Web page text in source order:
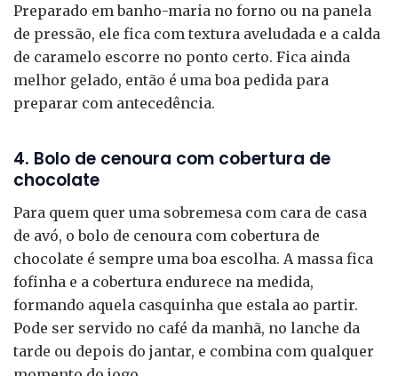
Preparado em banho-maria no forno ou na panela
de pressão, ele fica com textura aveludada e a calda
de caramelo escorre no ponto certo. Fica ainda
melhor gelado, então é uma boa pedida para
preparar com antecedência.
4. Bolo de cenoura com cobertura de
chocolate
Para quem quer uma sobremesa com cara de casa
de avó, o bolo de cenoura com cobertura de
chocolate é sempre uma boa escolha. A massa fica
fofinha e a cobertura endurece na medida,
formando aquela casquinha que estala ao partir.
Pode ser servido no café da manhã, no lanche da
tarde ou depois do jantar, e combina com qualquer